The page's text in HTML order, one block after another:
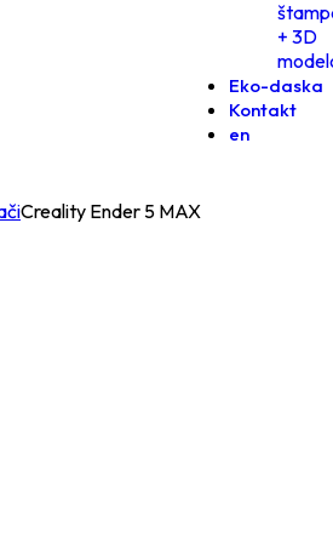
+ 3D
Eko-daska
Kontakt
en
Creality Ender 5 MAX